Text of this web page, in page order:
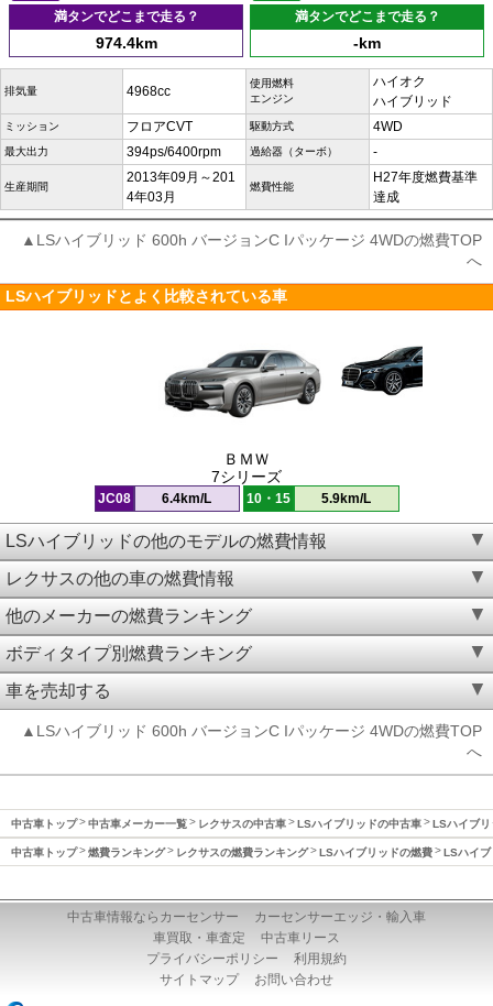
満タンでどこまで走る？
974.4km
満タンでどこまで走る？
-km
排気量 4968cc
使用燃料
エンジン
ハイオク
ハイブリッド
ミッション フロアCVT 駆動方式 4WD
最大出力 394ps/6400rpm 過給器（ターボ） -
生産期間
2013年09月～201
4年03月
燃費性能
H27年度燃費基準
達成
▲LSハイブリッド 600h バージョンC Iパッケージ 4WDの燃費TOP
へ
LSハイブリッドとよく比較されている車
ＢＭＷ
7シリーズ
JC08 6.4km/L 10・15 5.9km/L
LSハイブリッドの他のモデルの燃費情報
レクサスの他の車の燃費情報
他のメーカーの燃費ランキング
ボディタイプ別燃費ランキング
車を売却する
▲LSハイブリッド 600h バージョンC Iパッケージ 4WDの燃費TOP
へ
中古車トップ 中古車メーカー一覧 レクサスの中古車 LSハイブリッドの中古車 LSハイブ
中古車トップ 燃費ランキング レクサスの燃費ランキング LSハイブリッドの燃費 LSハイ
中古車情報ならカーセンサー
カーセンサーエッジ・輸入車
車買取・車査定
中古車リース
プライバシーポリシー
利用規約
サイトマップ
お問い合わせ